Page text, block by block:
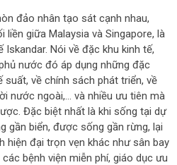
đảo nhân tạo sát cạnh nhau,
giữa Malaysia và Singapore, là
Nói về đặc khu kinh tế,
nước đó áp dụng những đặc
về chính sách phát triển, về
nước ngoài,… và nhiều ưu tiên mà
Đặc biệt nhất là khi sống tại dự
gần biển, được sống gần rừng, lại
hiện đại trọn vẹn khác như sân bay
bệnh viện miễn phí, giáo dục ưu